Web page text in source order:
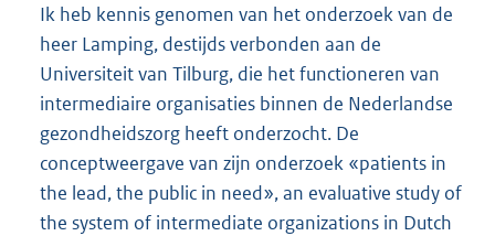
Ik heb kennis genomen van het onderzoek van de
heer Lamping, destijds verbonden aan de
Universiteit van Tilburg, die het functioneren van
intermediaire organisaties binnen de Nederlandse
gezondheidszorg heeft onderzocht. De
conceptweergave van zijn onderzoek «patients in
the lead, the public in need», an evaluative study of
the system of intermediate organizations in Dutch